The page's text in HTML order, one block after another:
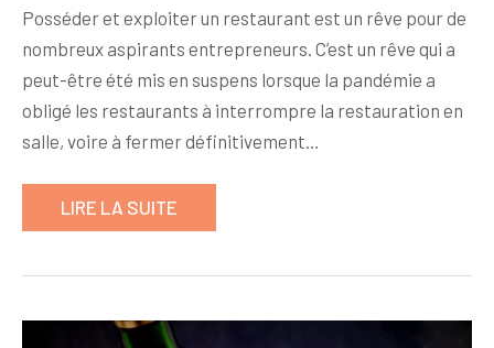
Posséder et exploiter un restaurant est un rêve pour de
nombreux aspirants entrepreneurs. C’est un rêve qui a
peut-être été mis en suspens lorsque la pandémie a
obligé les restaurants à interrompre la restauration en
salle, voire à fermer définitivement…
LIRE LA SUITE